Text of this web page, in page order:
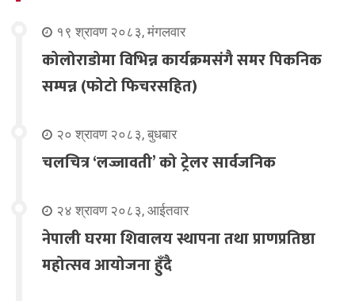
१९ श्रावण २०८३, मंगलवार
कोलोराडोमा विभिन्न कार्यक्रमसंगै समर पिकनिक
सम्पन्न (फोटो फिचरसहित)
२० श्रावण २०८३, बुधबार
चलचित्र ‘लज्जावती’ को ट्रेलर सार्वजनिक
२४ श्रावण २०८३, आईतवार
नेपाली घरमा शिवालय स्थापना तथा प्राणप्रतिष्ठा
महोत्सव आयोजना हुँदै